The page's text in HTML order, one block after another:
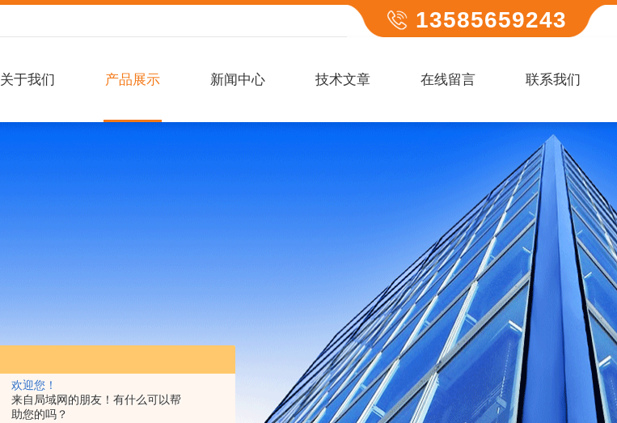
欢迎您！
来自局域网的朋友！有什么可以帮
助您的吗？
13585659243
关于我们 产品展示 新闻中心 技术文章 在线留言 联系我们